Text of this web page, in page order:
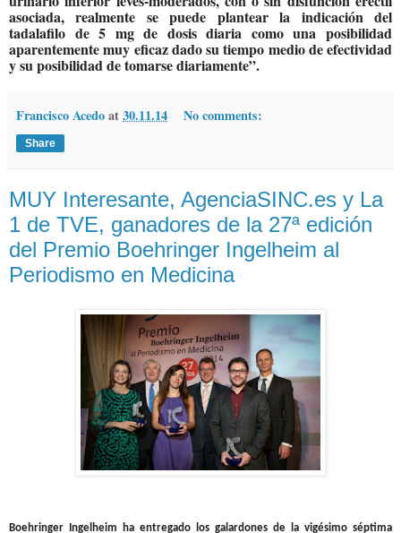
asociada, realmente se puede plantear la indicación del
tadalafilo de 5 mg de dosis diaria como una posibilidad
aparentemente muy eficaz dado su tiempo medio de efectividad
y su posibilidad de tomarse diariamente”.
Francisco Acedoat30.11.14 No comments:
Share
MUY Interesante, AgenciaSINC.es y La
1 de TVE, ganadores de la 27ª edición
del Premio Boehringer Ingelheim al
Periodismo en Medicina
Boehringer Ingelheim ha entregado los galardones de la vigésimo séptima